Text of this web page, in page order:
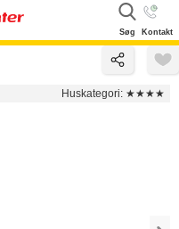
Søg Kontakt
Huskategori: ★★★★